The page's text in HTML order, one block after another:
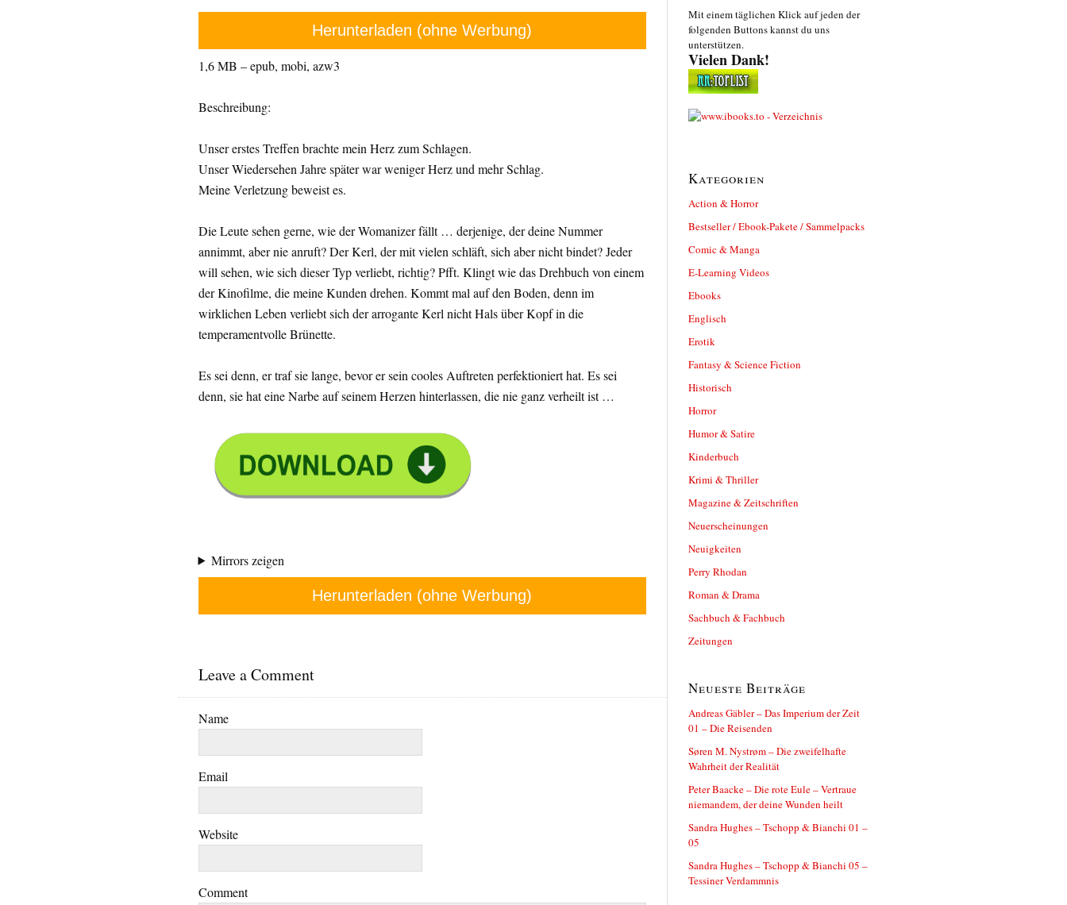
Herunterladen (ohne Werbung)
1,6 MB – epub, mobi, azw3
Beschreibung:
Unser erstes Treffen brachte mein Herz zum Schlagen.
Unser Wiedersehen Jahre später war weniger Herz und mehr Schlag.
Meine Verletzung beweist es.
Die Leute sehen gerne, wie der Womanizer fällt … derjenige, der deine Nummer
annimmt, aber nie anruft? Der Kerl, der mit vielen schläft, sich aber nicht bindet? Jeder
will sehen, wie sich dieser Typ verliebt, richtig? Pfft. Klingt wie das Drehbuch von einem
der Kinofilme, die meine Kunden drehen. Kommt mal auf den Boden, denn im
wirklichen Leben verliebt sich der arrogante Kerl nicht Hals über Kopf in die
temperamentvolle Brünette.
Es sei denn, er traf sie lange, bevor er sein cooles Auftreten perfektioniert hat. Es sei
denn, sie hat eine Narbe auf seinem Herzen hinterlassen, die nie ganz verheilt ist …
Mirrors zeigen
Herunterladen (ohne Werbung)
Leave a Comment
Name
Email
Website
Comment
Mit einem täglichen Klick auf jeden der
folgenden Buttons kannst du uns
unterstützen.
Vielen Dank!
Kategorien
Action & Horror
Bestseller / Ebook-Pakete / Sammelpacks
Comic & Manga
E-Learning Videos
Ebooks
Englisch
Erotik
Fantasy & Science Fiction
Historisch
Horror
Humor & Satire
Kinderbuch
Krimi & Thriller
Magazine & Zeitschriften
Neuerscheinungen
Neuigkeiten
Perry Rhodan
Roman & Drama
Sachbuch & Fachbuch
Zeitungen
Neueste Beiträge
Andreas Gäbler – Das Imperium der Zeit
01 – Die Reisenden
Søren M. Nystrøm – Die zweifelhafte
Wahrheit der Realität
Peter Baacke – Die rote Eule – Vertraue
niemandem, der deine Wunden heilt
Sandra Hughes – Tschopp & Bianchi 01 –
05
Sandra Hughes – Tschopp & Bianchi 05 –
Tessiner Verdammnis